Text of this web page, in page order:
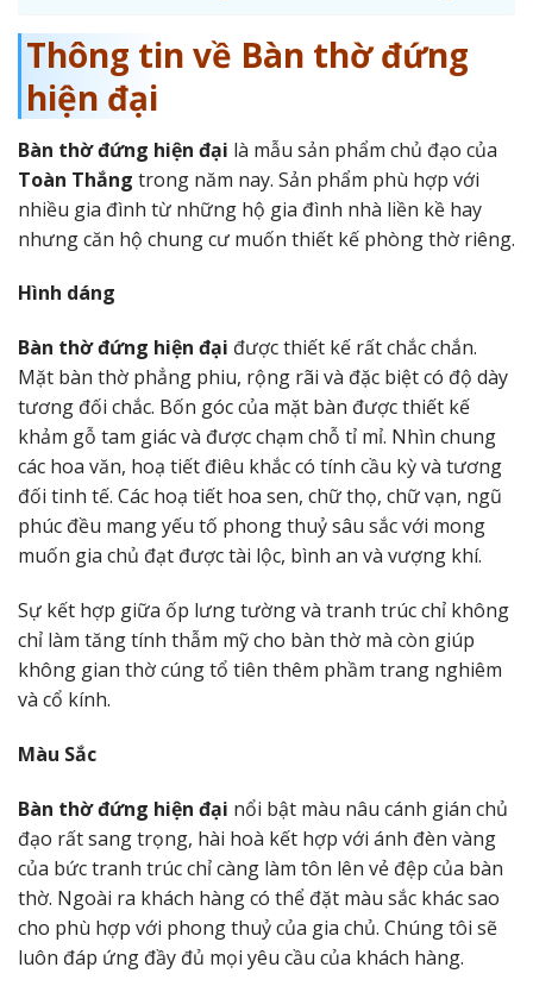
Thông tin về Bàn thờ đứng
hiện đại
Bàn thờ đứng hiện đại là mẫu sản phẩm chủ đạo của
Toàn Thắng trong năm nay. Sản phẩm phù hợp với
nhiều gia đình từ những hộ gia đình nhà liền kề hay
nhưng căn hộ chung cư muốn thiết kế phòng thờ riêng.
Hình dáng
Bàn thờ đứng hiện đại được thiết kế rất chắc chắn.
Mặt bàn thờ phẳng phiu, rộng rãi và đặc biệt có độ dày
tương đối chắc. Bốn góc của mặt bàn được thiết kế
khảm gỗ tam giác và được chạm chỗ tỉ mỉ. Nhìn chung
các hoa văn, hoạ tiết điêu khắc có tính cầu kỳ và tương
đối tinh tế. Các hoạ tiết hoa sen, chữ thọ, chữ vạn, ngũ
phúc đều mang yếu tố phong thuỷ sâu sắc với mong
muốn gia chủ đạt được tài lộc, bình an và vượng khí.
Sự kết hợp giữa ốp lưng tường và tranh trúc chỉ không
chỉ làm tăng tính thẫm mỹ cho bàn thờ mà còn giúp
không gian thờ cúng tổ tiên thêm phầm trang nghiêm
và cổ kính.
Màu Sắc
Bàn thờ đứng hiện đại nổi bật màu nâu cánh gián chủ
đạo rất sang trọng, hài hoà kết hợp với ánh đèn vàng
của bức tranh trúc chỉ càng làm tôn lên vẻ đệp của bàn
thờ. Ngoài ra khách hàng có thể đặt màu sắc khác sao
cho phù hợp với phong thuỷ của gia chủ. Chúng tôi sẽ
luôn đáp ứng đầy đủ mọi yêu cầu của khách hàng.